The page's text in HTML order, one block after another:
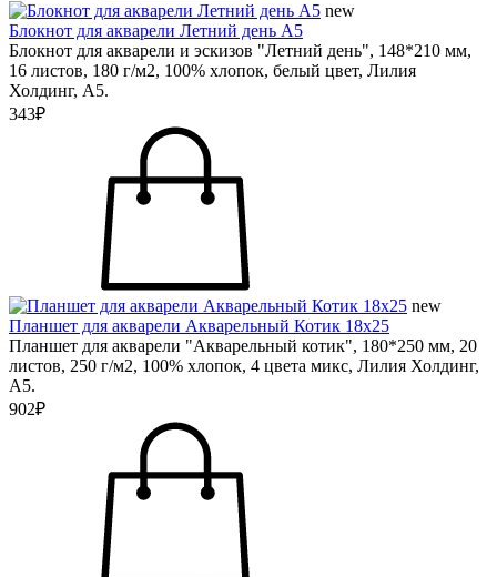
new
Блокнот для акварели Летний день А5
Блокнот для акварели и эскизов "Летний день", 148*210 мм,
16 листов, 180 г/м2, 100% хлопок, белый цвет, Лилия
Холдинг, А5.
343₽
new
Планшет для акварели Акварельный Котик 18х25
Планшет для акварели "Акварельный котик", 180*250 мм, 20
листов, 250 г/м2, 100% хлопок, 4 цвета микс, Лилия Холдинг,
А5.
902₽